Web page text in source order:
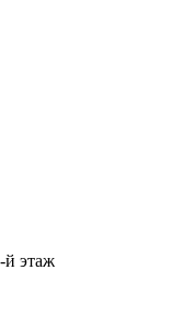
й этаж